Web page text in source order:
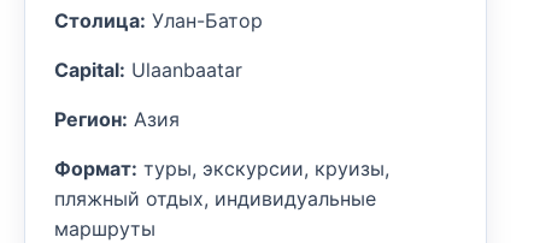
Столица: Улан-Батор
Capital: Ulaanbaatar
Регион: Азия
Формат: туры, экскурсии, круизы,
пляжный отдых, индивидуальные
маршруты